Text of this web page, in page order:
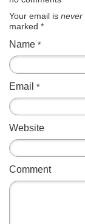
Your email is never
marked *
Name *
Email *
Website
Comment